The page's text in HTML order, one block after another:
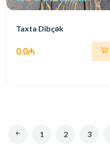
Taxta Dibçək
0.0₼
1 2 3